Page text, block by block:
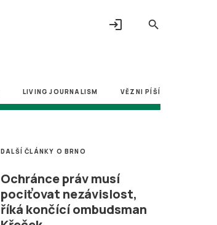
search
login
LIVING JOURNALISM VĚZNI PÍŠÍ
DALŠÍ ČLÁNKY O BRNO
Ochránce práv musí
pociťovat nezávislost,
říká končící ombudsman